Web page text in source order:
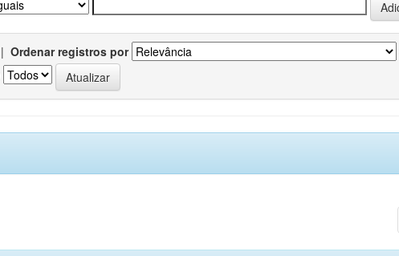
| Ordenar registros por